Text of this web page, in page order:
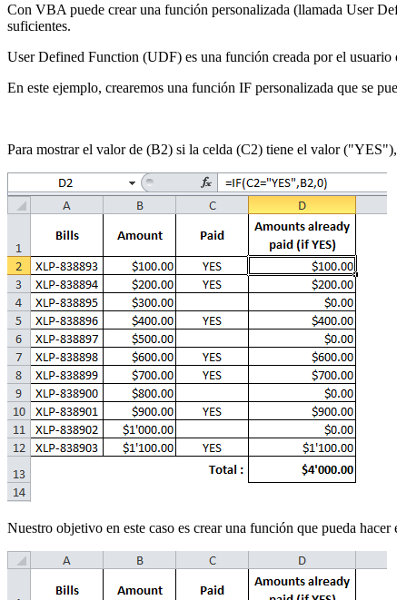
Con VBA puede crear una función personalizada (llamada User
suficientes.
User Defined Function (UDF) es una función creada por el
En este ejemplo, crearemos una función IF personalizada que se
Para mostrar el valor de (B2) si la celda (C2) tiene el valor
Nuestro objetivo en este caso es crear una función que pueda